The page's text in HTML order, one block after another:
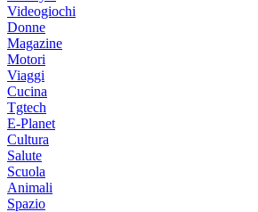
Videogiochi
Donne
Magazine
Motori
Viaggi
Cucina
Tgtech
E-Planet
Cultura
Salute
Scuola
Animali
Spazio